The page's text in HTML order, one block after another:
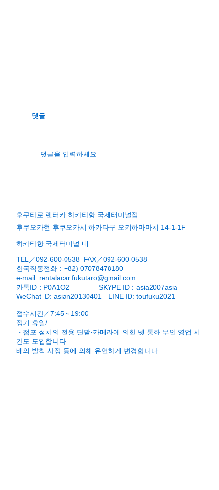
장기이벤트
댓글
댓글을 입력하세요.
후쿠타로 렌터카 하카타항 국제터미널점
후쿠오카현 후쿠오카시 하카타구 오키하마마치 14-1-1F
하카타항 국제터미널 내
TEL／092-600-0538 FAX／092-600-0538
​한국직통전화：+82) 07078478180
e-mail: rentalacar.fukutaro@gmail.com
카톡ID：P0A1O2 SKYPE ID：asia2007asia
WeChat ID: asian20130401 LINE ID: toufuku2021
접수시간／7:45～19:00
정기 휴일/
・점포 설치의 전용 단말·카메라에 의한 넷 통화 무인 영업 시
간도 도입합니다
배의 발착 사정 등에 의해 유연하게 변경합니다